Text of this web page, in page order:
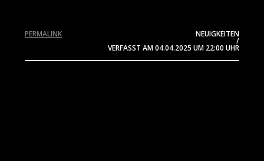
NEUIGKEITEN
/
VERFASST AM04.04.2025 UM 22:00 UHR
PERMALINK